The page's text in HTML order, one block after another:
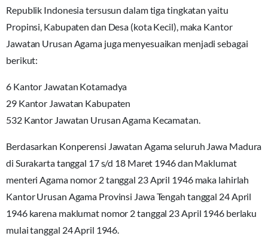
Republik Indonesia tersusun dalam tiga tingkatan yaitu
Propinsi, Kabupaten dan Desa (kota Kecil), maka Kantor
Jawatan Urusan Agama juga menyesuaikan menjadi sebagai
berikut:
6 Kantor Jawatan Kotamadya
29 Kantor Jawatan Kabupaten
532 Kantor Jawatan Urusan Agama Kecamatan.
Berdasarkan Konperensi Jawatan Agama seluruh Jawa Madura
di Surakarta tanggal 17 s/d 18 Maret 1946 dan Maklumat
menteri Agama nomor 2 tanggal 23 April 1946 maka lahirlah
Kantor Urusan Agama Provinsi Jawa Tengah tanggal 24 April
1946 karena maklumat nomor 2 tanggal 23 April 1946 berlaku
mulai tanggal 24 April 1946.